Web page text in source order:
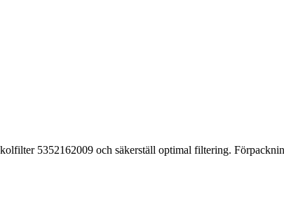
5352162009 och säkerställ optimal filtering.